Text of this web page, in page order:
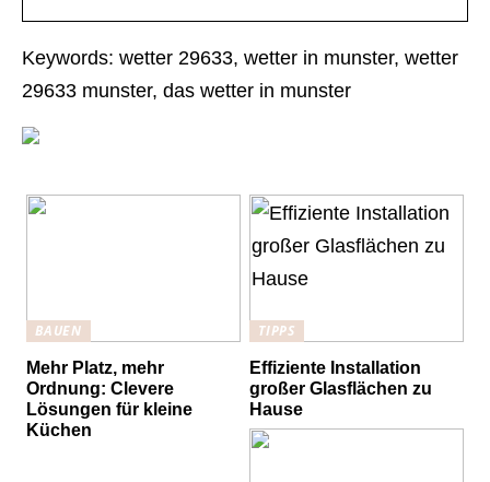
Keywords: wetter 29633, wetter in munster, wetter
29633 munster, das wetter in munster
BAUEN
Mehr Platz, mehr
Ordnung: Clevere
Lösungen für kleine
Küchen
TIPPS
Effiziente Installation
großer Glasflächen zu
Hause